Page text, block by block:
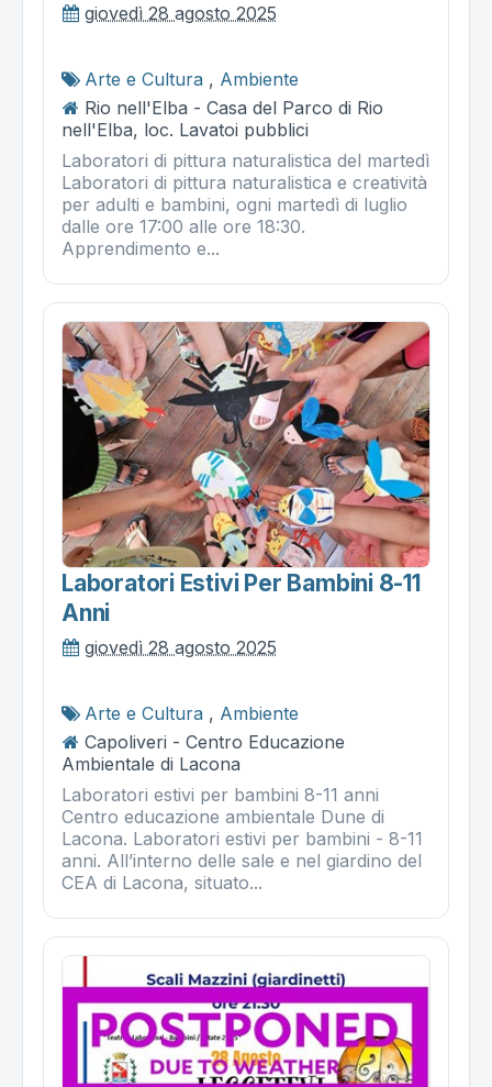
giovedì 28 agosto 2025
Arte e Cultura , Ambiente
Rio nell'Elba - Casa del Parco di Rio
nell'Elba, loc. Lavatoi pubblici
Laboratori di pittura naturalistica del martedì
Laboratori di pittura naturalistica e creatività
per adulti e bambini, ogni martedì di luglio
dalle ore 17:00 alle ore 18:30.
Apprendimento e...
Laboratori Estivi Per Bambini 8-11
Anni
giovedì 28 agosto 2025
Arte e Cultura , Ambiente
Capoliveri - Centro Educazione
Ambientale di Lacona
Laboratori estivi per bambini 8-11 anni
Centro educazione ambientale Dune di
Lacona. Laboratori estivi per bambini - 8-11
anni. All’interno delle sale e nel giardino del
CEA di Lacona, situato...